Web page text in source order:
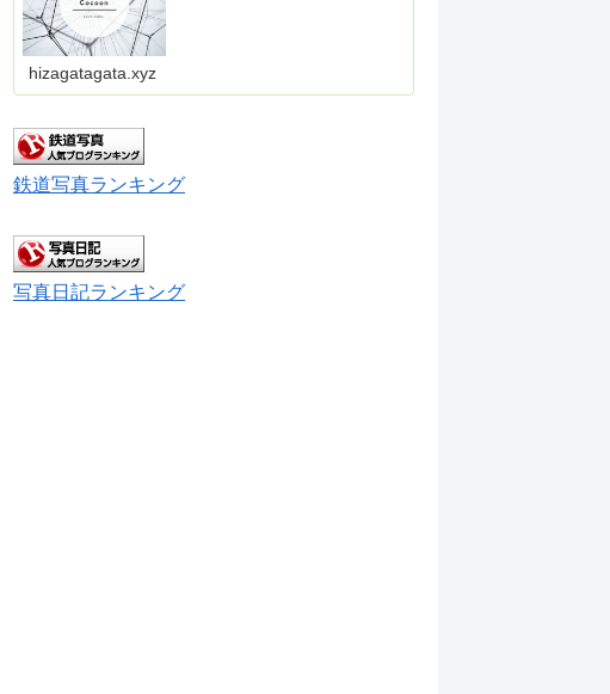
hizagatagata.xyz
鉄道写真ランキング
写真日記ランキング